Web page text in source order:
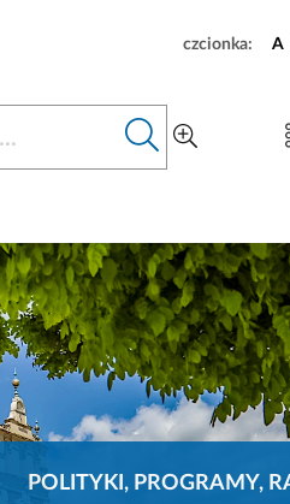
czcionka: A
POLITYKI, PROGRAMY,